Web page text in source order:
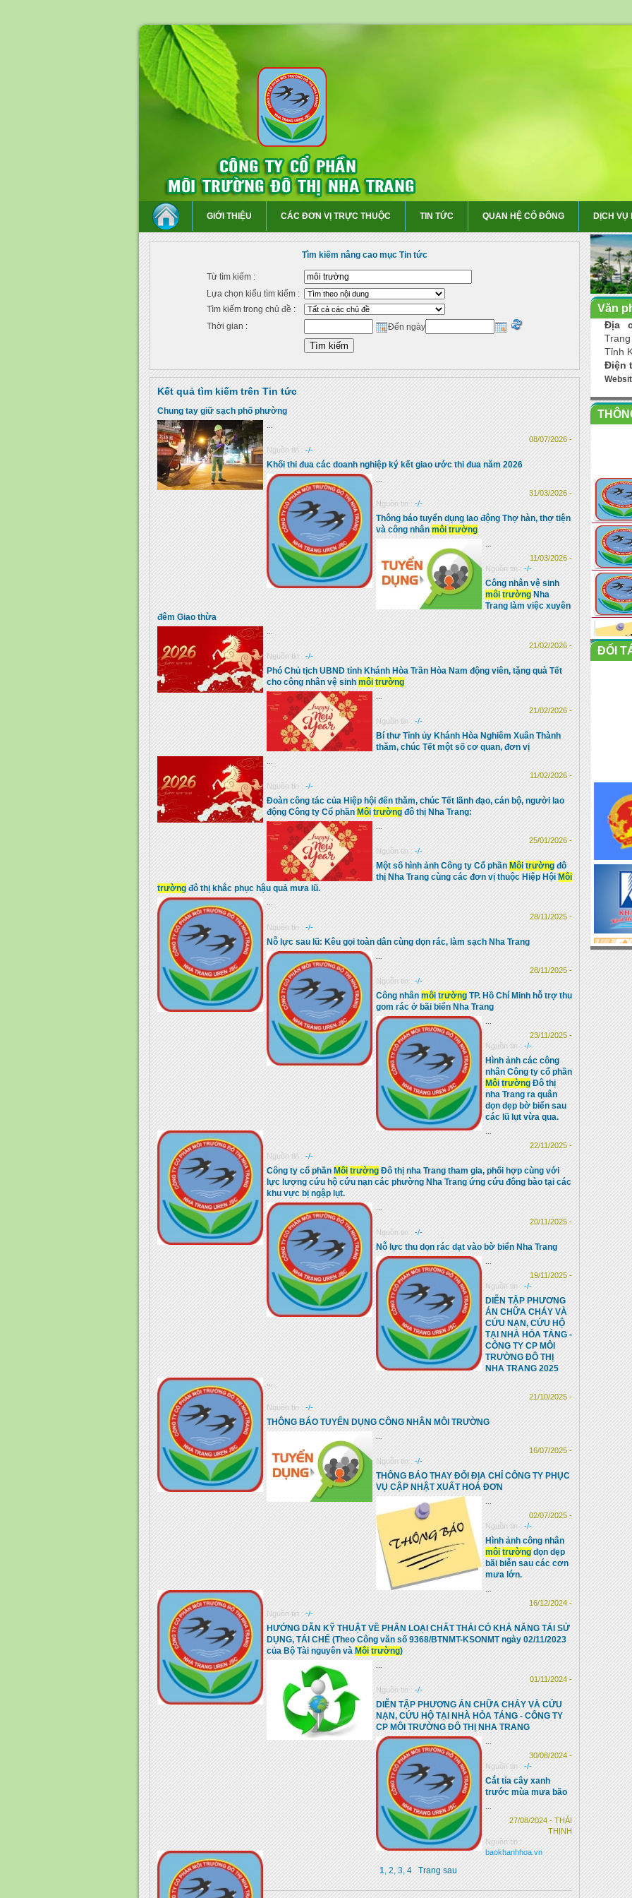
GIỚI THIỆU CÁC ĐƠN VỊ TRỰC THUỘC TIN TỨC QUAN HỆ CỔ ĐÔNG DỊCH VỤ
Tìm kiếm nâng cao mục Tin tức
Từ tìm kiếm :
Lựa chọn kiểu tìm kiếm :
Tìm kiếm trong chủ đề :
Thời gian :
Đến ngày
Kết quả tìm kiếm trên Tin tức
Chung tay giữ sạch phố phường
08/07/2026 -
Nguồn tin : -/-
Khối thi đua các doanh nghiệp ký kết giao ước thi đua năm 2026
31/03/2026 -
Nguồn tin : -/-
Thông báo tuyển dụng lao động Thợ hàn, thợ tiện
và công nhân môi trường
11/03/2026 -
Nguồn tin : -/-
Công nhân vệ sinh
môi trường Nha
Trang làm việc xuyên
đêm Giao thừa
21/02/2026 -
Nguồn tin : -/-
Phó Chủ tịch UBND tỉnh Khánh Hòa Trần Hòa Nam động viên, tặng quà Tết
cho công nhân vệ sinh môi trường
21/02/2026 -
Nguồn tin : -/-
Bí thư Tỉnh ủy Khánh Hòa Nghiêm Xuân Thành
thăm, chúc Tết một số cơ quan, đơn vị
11/02/2026 -
Nguồn tin : -/-
Đoàn công tác của Hiệp hội đến thăm, chúc Tết lãnh đạo, cán bộ, người lao
động Công ty Cổ phần Môi trường đô thị Nha Trang:
25/01/2026 -
Nguồn tin : -/-
Một số hình ảnh Công ty Cổ phần Môi trường đô
thị Nha Trang cùng các đơn vị thuộc Hiệp Hội Môi
trường đô thị khắc phục hậu quả mưa lũ.
28/11/2025 -
Nguồn tin : -/-
Nỗ lực sau lũ: Kêu gọi toàn dân cùng dọn rác, làm sạch Nha Trang
28/11/2025 -
Nguồn tin : -/-
Công nhân môi trường TP. Hồ Chí Minh hỗ trợ thu
gom rác ở bãi biển Nha Trang
23/11/2025 -
Nguồn tin : -/-
Hình ảnh các công
nhân Công ty cổ phần
Môi trường Đô thị
nha Trang ra quân
dọn dẹp bờ biển sau
các lũ lụt vừa qua.
22/11/2025 -
Nguồn tin : -/-
Công ty cổ phần Môi trường Đô thị nha Trang tham gia, phối hợp cùng với
lực lượng cứu hộ cứu nạn các phường Nha Trang ứng cứu đông bào tại các
khu vực bị ngập lụt.
20/11/2025 -
Nguồn tin : -/-
Nỗ lực thu dọn rác dạt vào bờ biển Nha Trang
19/11/2025 -
Nguồn tin : -/-
DIỄN TẬP PHƯƠNG
ÁN CHỮA CHÁY VÀ
CỨU NẠN, CỨU HỘ
TẠI NHÀ HỎA TÁNG -
CÔNG TY CP MÔI
TRƯỜNG ĐÔ THỊ
NHA TRANG 2025
21/10/2025 -
Nguồn tin : -/-
THÔNG BÁO TUYỂN DỤNG CÔNG NHÂN MÔI TRƯỜNG
16/07/2025 -
Nguồn tin : -/-
THÔNG BÁO THAY ĐỔI ĐỊA CHỈ CÔNG TY PHỤC
VỤ CẬP NHẬT XUẤT HOÁ ĐƠN
02/07/2025 -
Nguồn tin : -/-
Hình ảnh công nhân
môi trường dọn dẹp
bãi biễn sau các cơn
mưa lớn.
16/12/2024 -
Nguồn tin : -/-
HƯỚNG DẪN KỸ THUẬT VỀ PHÂN LOẠI CHẤT THẢI CÓ KHẢ NĂNG TÁI SỬ
DỤNG, TÁI CHẾ (Theo Công văn số 9368/BTNMT-KSONMT ngày 02/11/2023
của Bộ Tài nguyên và Môi trường)
01/11/2024 -
Nguồn tin : -/-
DIỄN TẬP PHƯƠNG ÁN CHỮA CHÁY VÀ CỨU
NẠN, CỨU HỘ TẠI NHÀ HỎA TÁNG - CÔNG TY
CP MÔI TRƯỜNG ĐÔ THỊ NHA TRANG
30/08/2024 -
Nguồn tin : -/-
Cắt tỉa cây xanh
trước mùa mưa bão
27/08/2024 - THÁI
THỊNH
Nguồn tin :
baokhanhhoa.vn
1, 2, 3, 4 Trang sau
Văn
Địa
Trang
Tỉnh
Điện
ĐỐI